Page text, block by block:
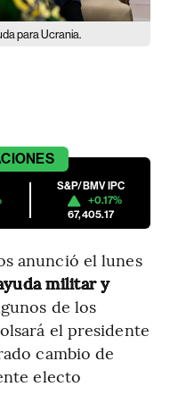
para Ucrania.
S&P/BMV IPC
+0.17%
67,405.17
anunció el lunes
militar y
de los
el presidente
cambio de
electo